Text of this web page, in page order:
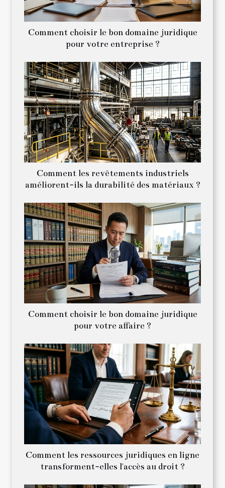
Comment choisir le bon domaine juridique
pour votre entreprise ?
Comment les revêtements industriels
améliorent-ils la durabilité des matériaux ?
Comment choisir le bon domaine juridique
pour votre affaire ?
Comment les ressources juridiques en ligne
transforment-elles l'accès au droit ?